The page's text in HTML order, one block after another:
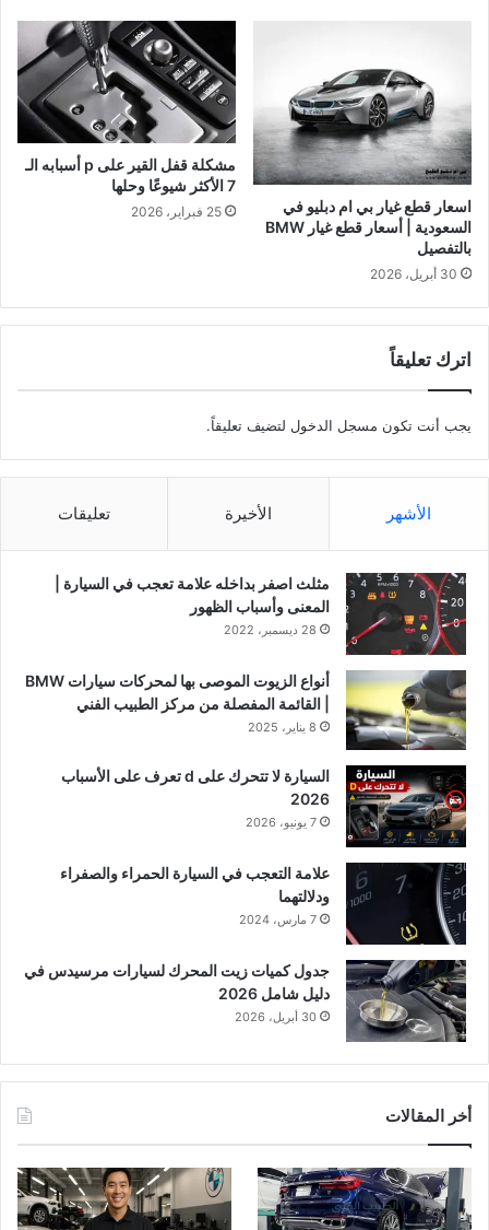
اسعار قطع غيار بي ام دبليو في
السعودية | أسعار قطع غيار BMW
بالتفصيل
30 أبريل، 2026
مشكلة قفل القير على p أسبابه الـ
7 الأكثر شيوعًا وحلها
25 فبراير، 2026
اترك تعليقاً
يجب أنت تكون مسجل الدخول لتضيف تعليقاً.
الأشهر الأخيرة تعليقات
مثلث اصفر بداخله علامة تعجب في السيارة |
المعنى وأسباب الظهور
28 ديسمبر، 2022
أنواع الزيوت الموصى بها لمحركات سيارات BMW
| القائمة المفصلة من مركز الطبيب الفني
8 يناير، 2025
السيارة لا تتحرك على d تعرف على الأسباب
2026
7 يونيو، 2026
علامة التعجب في السيارة الحمراء والصفراء
ودلالتهما
7 مارس، 2024
جدول كميات زيت المحرك لسيارات مرسيدس في
دليل شامل 2026
30 أبريل، 2026
أخر المقالات